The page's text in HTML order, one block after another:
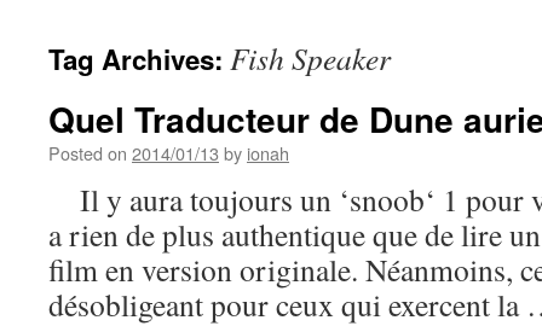
Tag Archives: Fish Speaker
Quel Traducteur de Dune
Posted on 2014/01/13 by ionah
Il y aura toujours un ‘snoob‘ 1 pour
a rien de plus authentique que de lire
film en version originale. Néanmoins,
désobligeant pour ceux qui exercent